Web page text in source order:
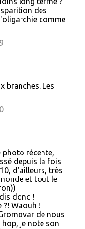
des
comme
branches. Les
photo récente,
depuis la fois
d'ailleurs, très
et tout le
donc !
?! Waouh !
de nous
je note son